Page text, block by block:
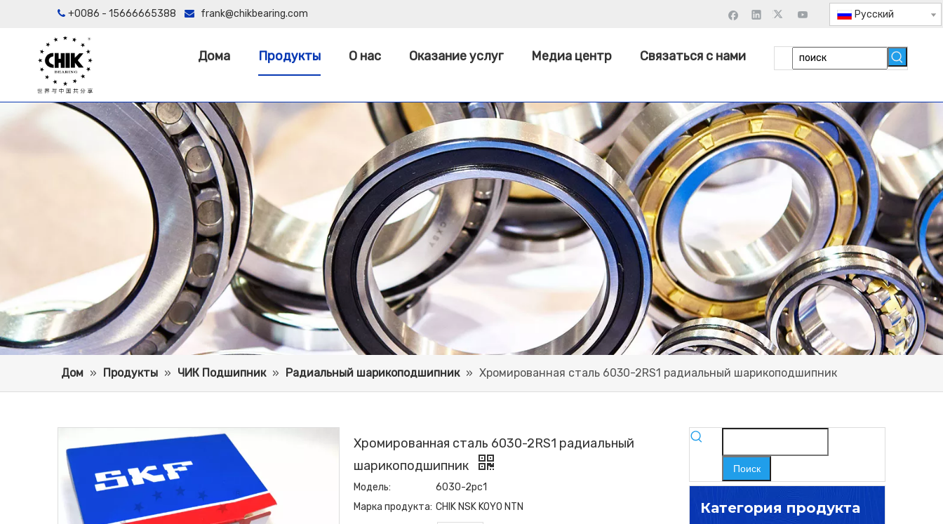
 +0086 - 15666665388  frank@chikbearing.com Pусский
Дома Продукты О нас Оказание услуг Медиа центр Связаться с нами
Дом » Продукты » ЧИК Подшипник » Радиальный шарикоподшипник » Хромированная сталь 6030-2RS1 радиальный шарикоподшипник
Хромированная сталь 6030-2RS1 радиальный
шарикоподшипник
Модель:
6030-2рс1
Марка продукта: CHIK NSK KOYO NTN
Поиск
Категория продукта